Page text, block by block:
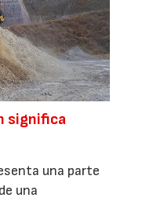
significa
una parte
una